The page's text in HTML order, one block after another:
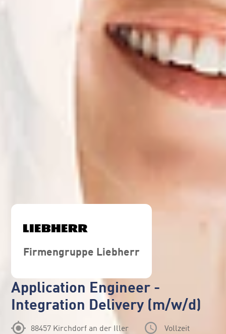
Firmengruppe Liebherr
Application Engineer -
Integration Delivery (m/w/d)
88457 Kirchdorf an der Iller
Vollzeit